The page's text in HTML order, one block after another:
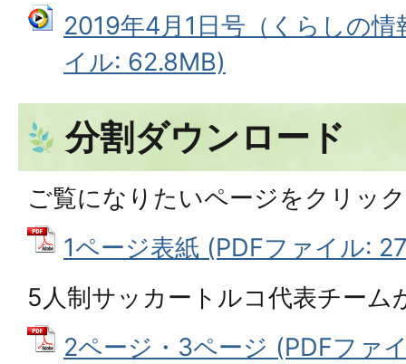
2019年4月1日号（くらしの
イル: 62.8MB)
分割ダウンロード
ご覧になりたいページをクリッ
1ページ表紙 (PDFファイル:
5人制サッカートルコ代表チーム
2ページ・3ページ (PDFファ